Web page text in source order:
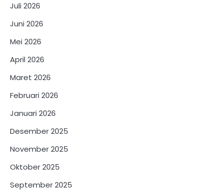
Juli 2026
Juni 2026
Mei 2026
April 2026
Maret 2026
Februari 2026
Januari 2026
Desember 2025
November 2025
Oktober 2025
September 2025